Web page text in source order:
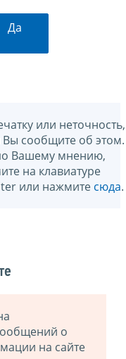
Да
или неточность,
сообщите об этом.
Вашему мнению,
на клавиатуре
или нажмите сюда.
о
на сайте